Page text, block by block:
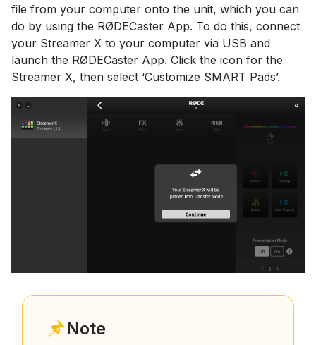
file from your computer onto the unit, which you can
do by using the RØDECaster App. To do this, connect
your Streamer X to your computer via USB and
launch the RØDECaster App. Click the icon for the
Streamer X, then select ‘Customize SMART Pads’.
Note